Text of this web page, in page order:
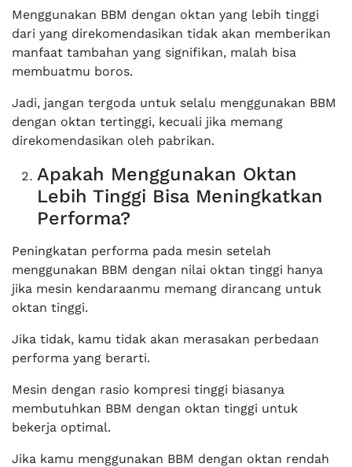
Menggunakan BBM dengan oktan yang lebih tinggi
dari yang direkomendasikan tidak akan memberikan
manfaat tambahan yang signifikan, malah bisa
membuatmu boros.
Jadi, jangan tergoda untuk selalu menggunakan BBM
dengan oktan tertinggi, kecuali jika memang
direkomendasikan oleh pabrikan.
Apakah Menggunakan Oktan
Lebih Tinggi Bisa Meningkatkan
Performa?
Peningkatan performa pada mesin setelah
menggunakan BBM dengan nilai oktan tinggi hanya
jika mesin kendaraanmu memang dirancang untuk
oktan tinggi.
Jika tidak, kamu tidak akan merasakan perbedaan
performa yang berarti.
Mesin dengan rasio kompresi tinggi biasanya
membutuhkan BBM dengan oktan tinggi untuk
bekerja optimal.
Jika kamu menggunakan BBM dengan oktan rendah